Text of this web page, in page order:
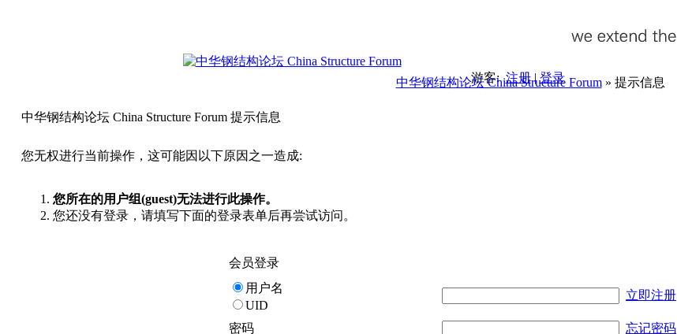
游客:注册|登录
中华钢结构论坛 China Structure Forum» 提示信息
中华钢结构论坛 China Structure Forum 提示信息
您无权进行当前操作，这可能因以下原因之一造成:
您所在的用户组(guest)无法进行此操作。
您还没有登录，请填写下面的登录表单后再尝试访问。
会员登录
用户名
UID
立即注册
密码
忘记密码